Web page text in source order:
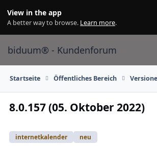
View in the app
A better way to browse. Learn more.
biduum® - Kundenforum
Startseite Öffentliches Bereich
8.0.157 (05. Oktober 2022)
internetkalender neu